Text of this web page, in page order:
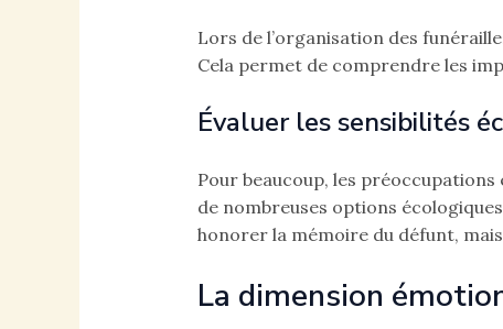
Lors de l’organisation des
Cela permet de comprendre les
Évaluer les sensibilités
Pour beaucoup, les
de nombreuses options
honorer la mémoire du défunt,
La dimension